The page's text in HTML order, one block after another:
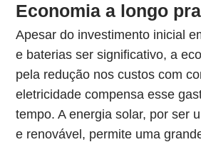
Economia a longo
Apesar do investimento inicial
e baterias ser significativo, a
pela redução nos custos com
eletricidade compensa esse
tempo. A energia solar, por ser
e renovável, permite uma